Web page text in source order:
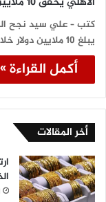
كتب – علي سيد نجح
يبلغ 10 ملايين دولار خلال عام 2024، نتيجة…
أكمل القراءة »
أخر المقالات